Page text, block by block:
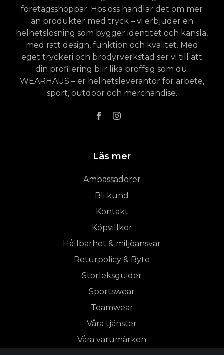
företagsshoppar. Hos oss handlar det om mer
än produkter med tryck – vi erbjuder en
helhetslösning som bygger identitet och känsla,
med rätt design, funktion och kvalitet. Med
eget tryckeri och brodyrverkstad ser vi till att
din profilering blir lika proffsig som du.
WEARHAUS – er helhetsleverantör för arbete,
sport, outdoor och merchandise.
Läs mer
Ambassadörer
Bli kund
Kontakt
Köpvillkor
Hållbarhet & miljöansvar
Returpolicy & Byte
Storleksguider
Sportswear
Teamwear
Våra tjänster
Våra varumärken